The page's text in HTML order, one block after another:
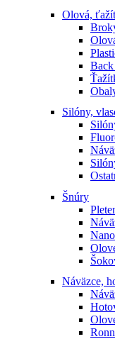
Olová,
Back
Silóny,
Šnúry
Náväzce,